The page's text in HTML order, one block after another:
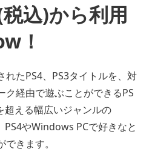
込)から利用
！
れたPS4、PS3タイトルを、対
ク経由で遊ぶことができるPS
える幅広いジャンルの
PS4やWindows PCで好きなと
きます。